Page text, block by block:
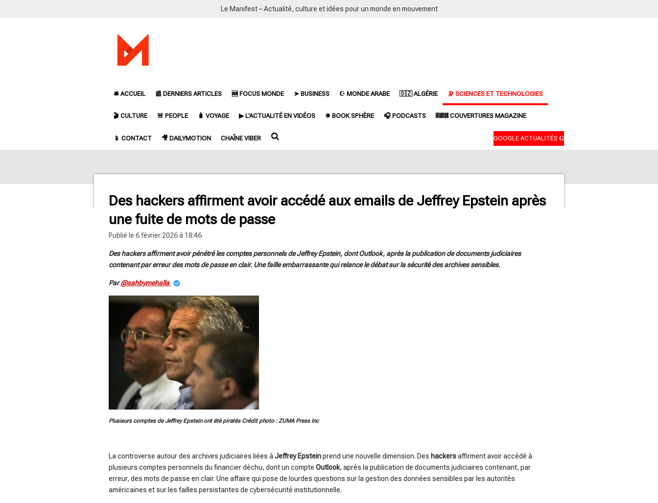
Le Manifest – Actualité, culture et idées pour un monde en mouvement
🛎️ ACCUEIL 📰 DERNIERS ARTICLES 🆕 FOCUS MONDE ➤ BUSINESS ☪ MONDE ARABE 🇩🇿 ALGÉRIE 🔭 SCIENCES ET TECHNOLOGIES
🎬 CULTURE 🚨 PEOPLE 🧳 VOYAGE ▶ L'ACTUALITÉ EN VIDÉOS ✵ BOOK SPHÈRE 🎧 PODCASTS 𝄃𝄃𝄂𝄂𝄀𝄁𝄃𝄂𝄂𝄃 COUVERTURES MAGAZINE
📱 CONTACT 🎥 DAILYMOTION CHAÎNE VIBER GOOGLE ACTUALITÉS 𝐆
Des hackers affirment avoir accédé aux emails de Jeffrey Epstein après
une fuite de mots de passe
Publié le 6 février 2026 à 18:46
Des hackers affirment avoir pénétré les comptes personnels de Jeffrey Epstein, dont Outlook, après la publication de documents judiciaires
contenant par erreur des mots de passe en clair. Une faille embarrassante qui relance le débat sur la sécurité des archives sensibles.
Par@sahbymehalla
Plusieurs comptes de Jeffrey Epstein ont été piratés Crédit photo : ZUMA Press Inc
La controverse autour des archives judiciaires liées à Jeffrey Epsteinprend une nouvelle dimension. Des hackersaffirment avoir accédé à
plusieurs comptes personnels du financier déchu, dont un compte Outlook, après la publication de documents judiciaires contenant, par
erreur, des mots de passe en clair. Une affaire qui pose de lourdes questions sur la gestion des données sensibles par les autorités
américaines et sur les failles persistantes de cybersécurité institutionnelle.